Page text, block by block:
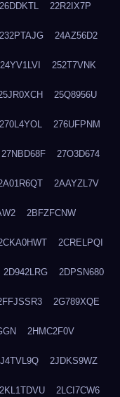
22R2IX7P
232PTAJG 24AZ56D2
24YV1LVI 252T7VNK
25Q8956U
270L4YOL 276UFPNM
27NBD68F 27O3D674
2AAYZL7V
2BFZFCNW
2CRELPQI
2D942LRG 2DPSN680
2G789XQE
2HMC2F0V
2JDKS9WZ
2KL1TDVU 2LCI7CW6